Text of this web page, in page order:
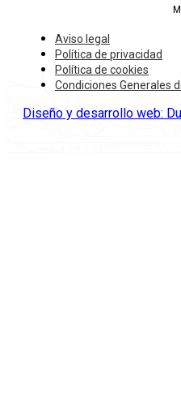
Aviso legal
Política de privacidad
Política de cookies
Condiciones Generales
Diseño y desarrollo web: